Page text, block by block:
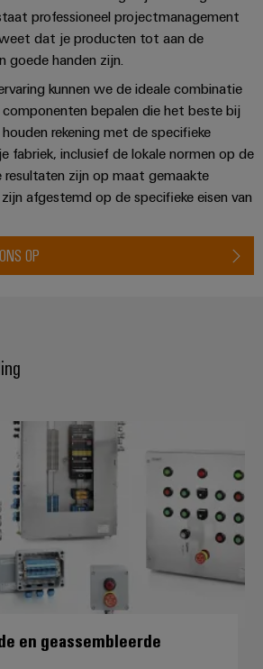
verbindingstechniek
voor je industrie.
Onze Industrial
Connectivity
Digitale
engineering van
het volgende
niveau - intuïtief,
ongecompliceerd,
professioneel projectmanagement
dat je producten tot aan de
goede handen zijn.
kunnen we de ideale combinatie
bepalen die het beste bij
rekening met de specifieke
fabriek, inclusief de lokale normen op de
resultaten zijn op maat gemaakte
afgestemd op de specifieke eisen van
OP
Gemodificeerde en
en geassembleerde